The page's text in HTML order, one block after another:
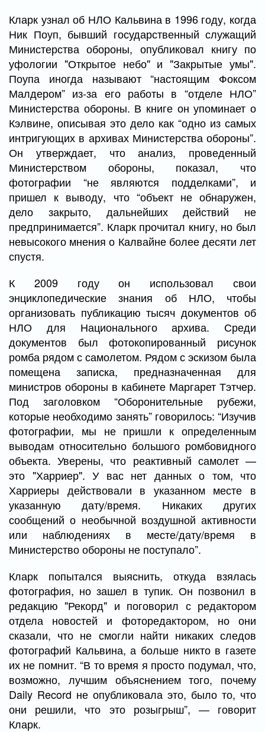
Кларк узнал об НЛО Кальвина в 1996 году, когда
Ник Поуп, бывший государственный служащий
Министерства обороны, опубликовал книгу по
уфологии "Открытое небо" и "Закрытые умы".
Поупа иногда называют “настоящим Фоксом
Малдером” из-за его работы в “отделе НЛО”
Министерства обороны. В книге он упоминает о
Кэлвине, описывая это дело как “одно из самых
интригующих в архивах Министерства обороны”.
Он утверждает, что анализ, проведенный
Министерством обороны, показал, что
фотографии “не являются подделками”, и
пришел к выводу, что “объект не обнаружен,
дело закрыто, дальнейших действий не
предпринимается”. Кларк прочитал книгу, но был
невысокого мнения о Калвайне более десяти лет
спустя.
К 2009 году он использовал свои
энциклопедические знания об НЛО, чтобы
организовать публикацию тысяч документов об
НЛО для Национального архива. Среди
документов был фотокопированный рисунок
ромба рядом с самолетом. Рядом с эскизом была
помещена записка, предназначенная для
министров обороны в кабинете Маргарет Тэтчер.
Под заголовком “Оборонительные рубежи,
которые необходимо занять” говорилось: “Изучив
фотографии, мы не пришли к определенным
выводам относительно большого ромбовидного
объекта. Уверены, что реактивный самолет —
это "Харриер". У вас нет данных о том, что
Харриеры действовали в указанном месте в
указанную дату/время. Никаких других
сообщений о необычной воздушной активности
или наблюдениях в месте/дату/время в
Министерство обороны не поступало”.
Кларк попытался выяснить, откуда взялась
фотография, но зашел в тупик. Он позвонил в
редакцию "Рекорд" и поговорил с редактором
отдела новостей и фоторедактором, но они
сказали, что не смогли найти никаких следов
фотографий Кальвина, а больше никто в газете
их не помнит. “В то время я просто подумал, что,
возможно, лучшим объяснением того, почему
Daily Record не опубликовала это, было то, что
они решили, что это розыгрыш”, — говорит
Кларк.